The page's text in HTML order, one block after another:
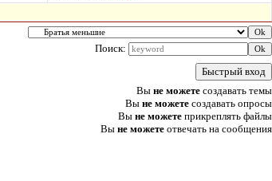
Поиск:
Вы не можете создавать темы
Вы не можете создавать опросы
Вы не можете прикреплять файлы
Вы не можете отвечать на сообщения